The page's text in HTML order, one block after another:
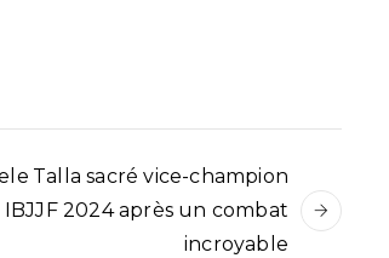
Talla sacré vice-champion
IBJJF 2024 après un combat
incroyable